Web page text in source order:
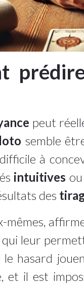
peut
loto semble
à
intuitives ou
des
mêmes,
qui leur
le hasard
et il est